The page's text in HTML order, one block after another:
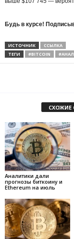
Будь в курсе!
ИСТОЧНИК
ССЫЛКА
ТЕГИ
#BITCOIN
СХОЖИЕ
Аналитики дали
прогнозы биткоину и
Ethereum на июль